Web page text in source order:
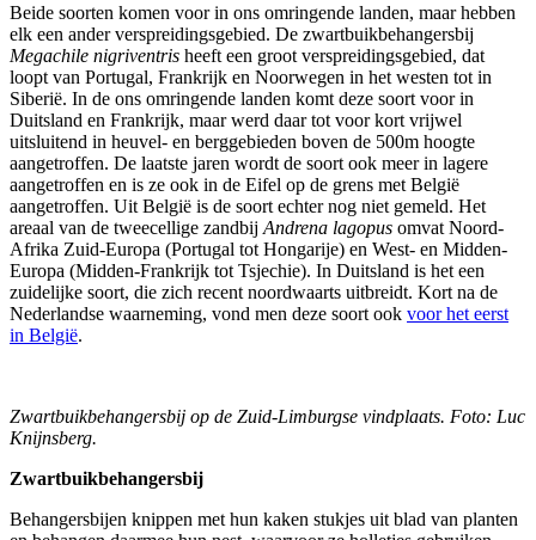
Beide soorten komen voor in ons omringende landen, maar hebben
elk een ander verspreidingsgebied. De zwartbuikbehangersbij
Megachile nigriventris heeft een groot verspreidingsgebied, dat
loopt van Portugal, Frankrijk en Noorwegen in het westen tot in
Siberië. In de ons omringende landen komt deze soort voor in
Duitsland en Frankrijk, maar werd daar tot voor kort vrijwel
uitsluitend in heuvel- en berggebieden boven de 500m hoogte
aangetroffen. De laatste jaren wordt de soort ook meer in lagere
aangetroffen en is ze ook in de Eifel op de grens met België
aangetroffen. Uit België is de soort echter nog niet gemeld. Het
areaal van de tweecellige zandbij Andrena lagopus omvat Noord-
Afrika Zuid-Europa (Portugal tot Hongarije) en West- en Midden-
Europa (Midden-Frankrijk tot Tsjechie). In Duitsland is het een
zuidelijke soort, die zich recent noordwaarts uitbreidt. Kort na de
Nederlandse waarneming, vond men deze soort ook voor het eerst
in België.
Zwartbuikbehangersbij op de Zuid-Limburgse vindplaats. Foto: Luc
Knijnsberg.
Zwartbuikbehangersbij
Behangersbijen knippen met hun kaken stukjes uit blad van planten